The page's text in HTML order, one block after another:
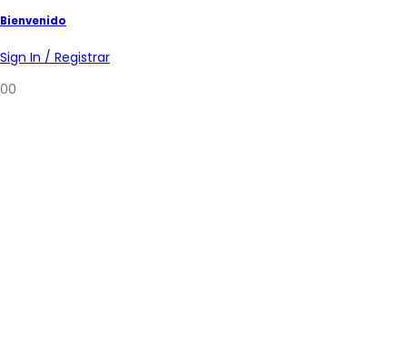
Bienvenido
Sign In / Registrar
00